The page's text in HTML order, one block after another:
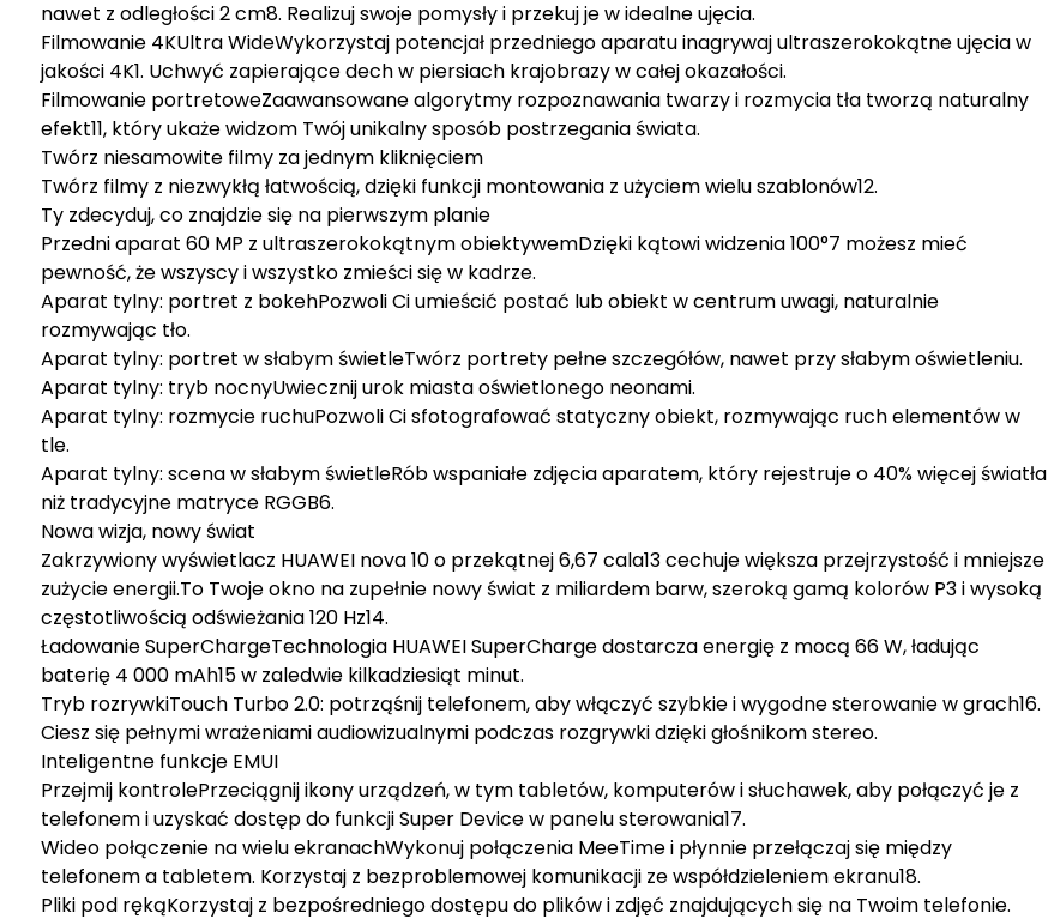
nawet z odległości 2 cm8. Realizuj swoje pomysły i przekuj je w idealne ujęcia.
Filmowanie 4KUltra WideWykorzystaj potencjał przedniego aparatu inagrywaj ultraszerokokątne ujęcia w
jakości 4K1. Uchwyć zapierające dech w piersiach krajobrazy w całej okazałości.
Filmowanie portretoweZaawansowane algorytmy rozpoznawania twarzy i rozmycia tła tworzą naturalny
efekt11, który ukaże widzom Twój unikalny sposób postrzegania świata.
Twórz niesamowite filmy za jednym kliknięciem
Twórz filmy z niezwykłą łatwością, dzięki funkcji montowania z użyciem wielu szablonów12.
Ty zdecyduj, co znajdzie się na pierwszym planie
Przedni aparat 60 MP z ultraszerokokątnym obiektywemDzięki kątowi widzenia 100°7 możesz mieć
pewność, że wszyscy i wszystko zmieści się w kadrze.
Aparat tylny: portret z bokehPozwoli Ci umieścić postać lub obiekt w centrum uwagi, naturalnie
rozmywając tło.
Aparat tylny: portret w słabym świetleTwórz portrety pełne szczegółów, nawet przy słabym oświetleniu.
Aparat tylny: tryb nocnyUwiecznij urok miasta oświetlonego neonami.
Aparat tylny: rozmycie ruchuPozwoli Ci sfotografować statyczny obiekt, rozmywając ruch elementów w
tle.
Aparat tylny: scena w słabym świetleRób wspaniałe zdjęcia aparatem, który rejestruje o 40% więcej światła
niż tradycyjne matryce RGGB6.
Nowa wizja, nowy świat
Zakrzywiony wyświetlacz HUAWEI nova 10 o przekątnej 6,67 cala13 cechuje większa przejrzystość i mniejsze
zużycie energii.To Twoje okno na zupełnie nowy świat z miliardem barw, szeroką gamą kolorów P3 i wysoką
częstotliwością odświeżania 120 Hz14.
Ładowanie SuperChargeTechnologia HUAWEI SuperCharge dostarcza energię z mocą 66 W, ładując
baterię 4 000 mAh15 w zaledwie kilkadziesiąt minut.
Tryb rozrywkiTouch Turbo 2.0: potrząśnij telefonem, aby włączyć szybkie i wygodne sterowanie w grach16.
Ciesz się pełnymi wrażeniami audiowizualnymi podczas rozgrywki dzięki głośnikom stereo.
Inteligentne funkcje EMUI
Przejmij kontrolePrzeciągnij ikony urządzeń, w tym tabletów, komputerów i słuchawek, aby połączyć je z
telefonem i uzyskać dostęp do funkcji Super Device w panelu sterowania17.
Wideo połączenie na wielu ekranachWykonuj połączenia MeeTime i płynnie przełączaj się między
telefonem a tabletem. Korzystaj z bezproblemowej komunikacji ze współdzieleniem ekranu18.
Pliki pod rękąKorzystaj z bezpośredniego dostępu do plików i zdjęć znajdujących się na Twoim telefonie.